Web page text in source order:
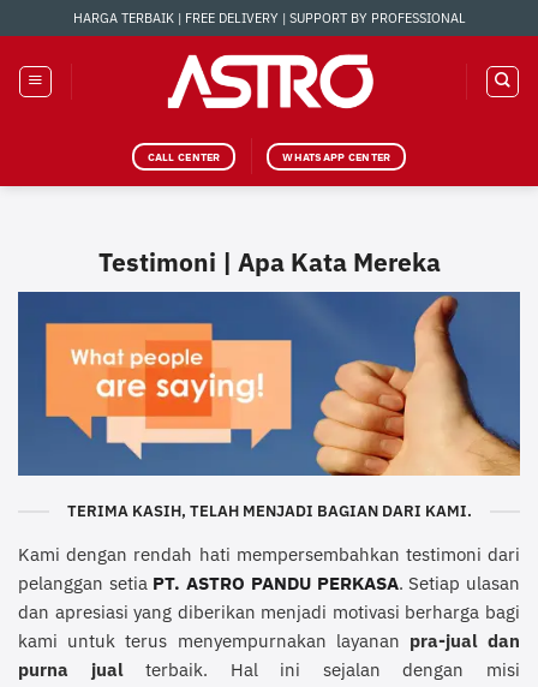
to
content
HARGA TERBAIK | FREE DELIVERY | SUPPORT BY PROFESSIONAL
CALL CENTER WHATSAPP CENTER
Testimoni | Apa Kata Mereka
TERIMA KASIH, TELAH MENJADI BAGIAN DARI KAMI.
Kami dengan rendah hati mempersembahkan testimoni dari
pelanggan setia PT. ASTRO PANDU PERKASA. Setiap ulasan
dan apresiasi yang diberikan menjadi motivasi berharga bagi
kami untuk terus menyempurnakan layanan pra-jual dan
purna jualterbaik. Hal ini sejalan dengan misi